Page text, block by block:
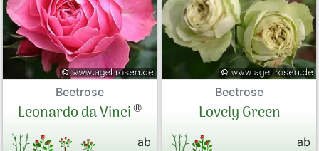
Beetrose
Leonardo da Vinci®
ab
Beetrose
Lovely Green
ab